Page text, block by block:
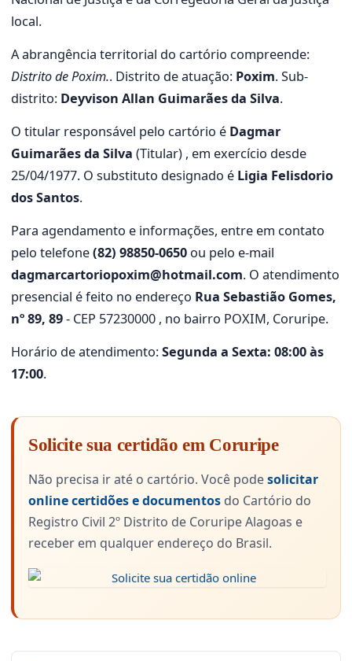
local.
A abrangência territorial do cartório compreende:
Distrito de Poxim.. Distrito de atuação: Poxim. Sub-
distrito: Deyvison Allan Guimarães da Silva.
O titular responsável pelo cartório é Dagmar
Guimarães da Silva (Titular) , em exercício desde
25/04/1977. O substituto designado é Ligia Felisdorio
dos Santos.
Para agendamento e informações, entre em contato
pelo telefone(82) 98850-0650 ou pelo e-mail
dagmarcartoriopoxim@hotmail.com. O atendimento
presencial é feito no endereço Rua Sebastião Gomes,
nº 89, 89- CEP 57230000 , no bairro POXIM, Coruripe.
Horário de atendimento:Segunda a Sexta: 08:00 às
17:00.
Solicite sua certidão em Coruripe
Não precisa ir até o cartório. Você podesolicitar
online certidões e documentos do Cartório do
Registro Civil 2º Distrito de Coruripe Alagoas e
receber em qualquer endereço do Brasil.